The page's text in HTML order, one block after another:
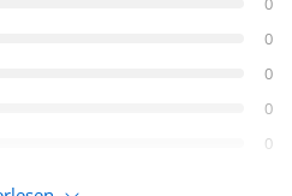
0
0
0
0